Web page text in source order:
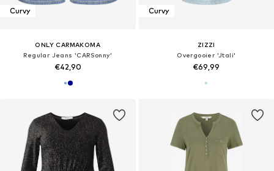
Curvy
ONLY CARMAKOMA
Regular Jeans 'CARSonny'
€42,90
Curvy
ZIZZI
Overgooier 'Jtali'
€69,99